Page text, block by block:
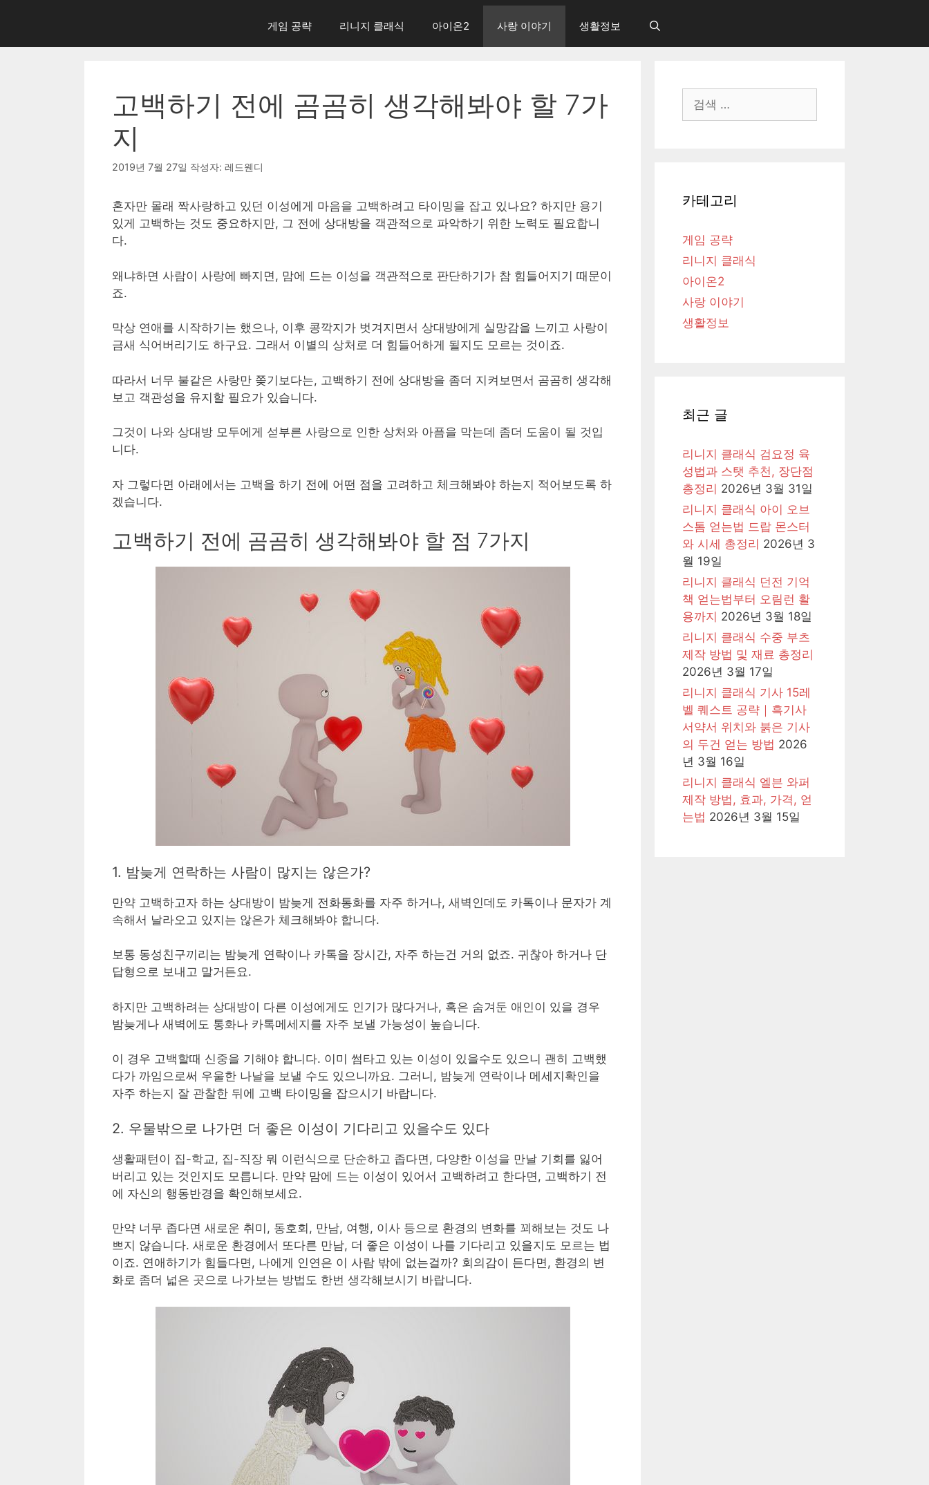
게임 공략 리니지 클래식 아이온2 사랑 이야기 생활정보
고백하기 전에 곰곰히 생각해봐야 할 7가
지
2019년 7월 27일 작성자: 레드웬디
혼자만 몰래 짝사랑하고 있던 이성에게 마음을 고백하려고 타이밍을 잡고 있나요? 하지만 용기
있게 고백하는 것도 중요하지만, 그 전에 상대방을 객관적으로 파악하기 위한 노력도 필요합니
다.
왜냐하면 사람이 사랑에 빠지면, 맘에 드는 이성을 객관적으로 판단하기가 참 힘들어지기 때문이
죠.
막상 연애를 시작하기는 했으나, 이후 콩깍지가 벗겨지면서 상대방에게 실망감을 느끼고 사랑이
금새 식어버리기도 하구요. 그래서 이별의 상처로 더 힘들어하게 될지도 모르는 것이죠.
따라서 너무 불같은 사랑만 쫒기보다는, 고백하기 전에 상대방을 좀더 지켜보면서 곰곰히 생각해
보고 객관성을 유지할 필요가 있습니다.
그것이 나와 상대방 모두에게 섣부른 사랑으로 인한 상처와 아픔을 막는데 좀더 도움이 될 것입
니다.
자 그렇다면 아래에서는 고백을 하기 전에 어떤 점을 고려하고 체크해봐야 하는지 적어보도록 하
겠습니다.
고백하기 전에 곰곰히 생각해봐야 할 점 7가지
1. 밤늦게 연락하는 사람이 많지는 않은가?
만약 고백하고자 하는 상대방이 밤늦게 전화통화를 자주 하거나, 새벽인데도 카톡이나 문자가 계
속해서 날라오고 있지는 않은가 체크해봐야 합니다.
보통 동성친구끼리는 밤늦게 연락이나 카톡을 장시간, 자주 하는건 거의 없죠. 귀찮아 하거나 단
답형으로 보내고 말거든요.
하지만 고백하려는 상대방이 다른 이성에게도 인기가 많다거나, 혹은 숨겨둔 애인이 있을 경우
밤늦게나 새벽에도 통화나 카톡메세지를 자주 보낼 가능성이 높습니다.
이 경우 고백할때 신중을 기해야 합니다. 이미 썸타고 있는 이성이 있을수도 있으니 괜히 고백했
다가 까임으로써 우울한 나날을 보낼 수도 있으니까요. 그러니, 밤늦게 연락이나 메세지확인을
자주 하는지 잘 관찰한 뒤에 고백 타이밍을 잡으시기 바랍니다.
2. 우물밖으로 나가면 더 좋은 이성이 기다리고 있을수도 있다
생활패턴이 집-학교, 집-직장 뭐 이런식으로 단순하고 좁다면, 다양한 이성을 만날 기회를 잃어
버리고 있는 것인지도 모릅니다. 만약 맘에 드는 이성이 있어서 고백하려고 한다면, 고백하기 전
에 자신의 행동반경을 확인해보세요.
만약 너무 좁다면 새로운 취미, 동호회, 만남, 여행, 이사 등으로 환경의 변화를 꾀해보는 것도 나
쁘지 않습니다. 새로운 환경에서 또다른 만남, 더 좋은 이성이 나를 기다리고 있을지도 모르는 법
이죠. 연애하기가 힘들다면, 나에게 인연은 이 사람 밖에 없는걸까? 회의감이 든다면, 환경의 변
화로 좀더 넓은 곳으로 나가보는 방법도 한번 생각해보시기 바랍니다.
색:
카테고리
게임 공략
리니지 클래식
아이온2
사랑 이야기
생활정보
최근 글
리니지 클래식 검요정 육
성법과 스탯 추천, 장단점
총정리 2026년 3월 31일
리니지 클래식 아이 오브
스톰 얻는법 드랍 몬스터
와 시세 총정리 2026년 3
월 19일
리니지 클래식 던전 기억
책 얻는법부터 오림런 활
용까지 2026년 3월 18일
리니지 클래식 수중 부츠
제작 방법 및 재료 총정리
2026년 3월 17일
리니지 클래식 기사 15레
벨 퀘스트 공략｜흑기사
서약서 위치와 붉은 기사
의 두건 얻는 방법 2026
년 3월 16일
리니지 클래식 엘븐 와퍼
제작 방법, 효과, 가격, 얻
는법 2026년 3월 15일